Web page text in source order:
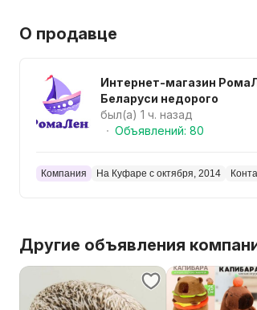
О продавце
Интернет-магазин РомаЛенд - детские
Беларуси недорого
был(а) 1 ч. назад
Объявлений: 80
Компания На Куфаре с октября, 2014
Другие объявления